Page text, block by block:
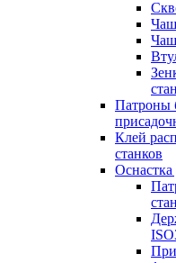
Патроны
Клей
станков